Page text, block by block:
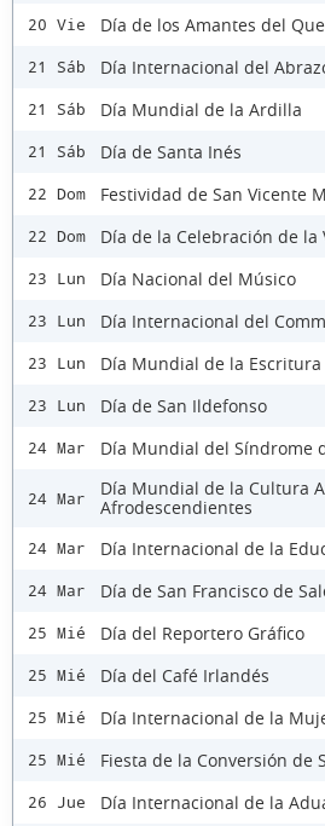
20 Vie Día de los Amantes del
21 Sáb Día Internacional del
21 Sáb Día Mundial de la Ardilla
21 Sáb Día de Santa Inés
22 Dom Festividad de San Vicente
22 Dom Día de la Celebración de la
23 Lun Día Nacional del Músico
23 Lun Día Internacional del
23 Lun Día Mundial de la
23 Lun Día de San Ildefonso
24 Mar Día Mundial del Síndrome
24 Mar
Día Mundial de la Cultura
Afrodescendientes
24 Mar Día Internacional de la
24 Mar Día de San Francisco de
25 Mié Día del Reportero Gráfico
25 Mié Día del Café Irlandés
25 Mié Día Internacional de la
25 Mié Fiesta de la Conversión de
26 Jue Día Internacional de la